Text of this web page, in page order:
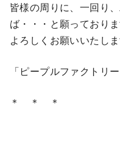
皆様の周りに、一回り
ば・・・と願っておりま
よろしくお願いいたしま
「ピープルファクトリ
＊ ＊ ＊